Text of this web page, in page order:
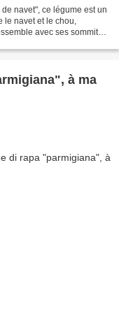
navet", ce légume est un
le navet et le chou,
avec ses sommités
à ma